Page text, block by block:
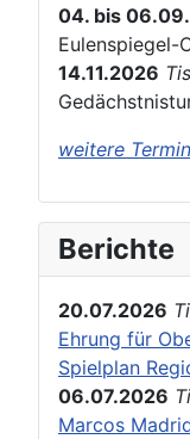
04. bis
Eulenspiegel-
14.11.2026
weitere
Berichte
20.07.2026
Ehrung für
Spielplan
06.07.2026
Marcos